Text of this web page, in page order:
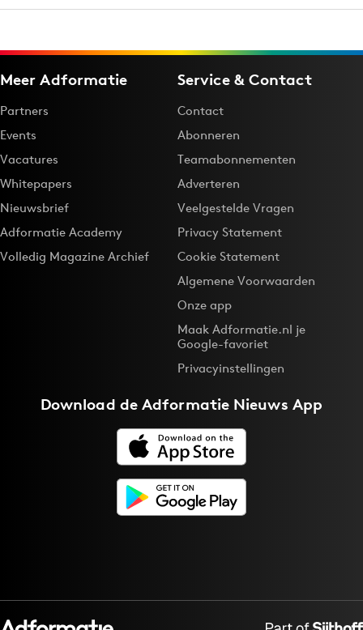
Meer Adformatie
Partners
Events
Vacatures
Whitepapers
Nieuwsbrief
Adformatie Academy
Volledig Magazine Archief
Service & Contact
Contact
Abonneren
Teamabonnementen
Adverteren
Veelgestelde Vragen
Privacy Statement
Cookie Statement
Algemene Voorwaarden
Onze app
Maak Adformatie.nl je
Google-favoriet
Privacyinstellingen
Download deAdformatie Nieuws App